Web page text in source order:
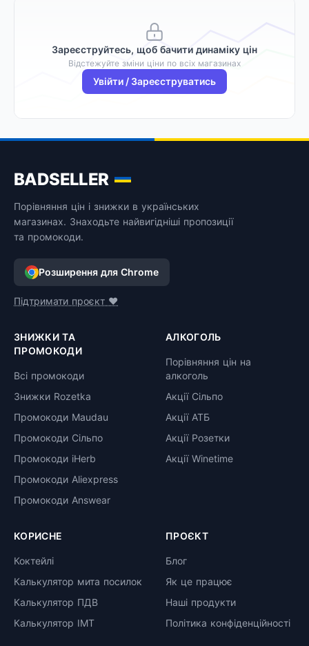
Зареєструйтесь, щоб бачити динаміку цін
Відстежуйте зміни ціни по всіх магазинах
Увійти / Зареєструватись
BADSELLER
Порівняння цін і знижки в українських
магазинах. Знаходьте найвигідніші пропозиції
та промокоди.
Розширення для Chrome
Підтримати проєкт ❤️
ЗНИЖКИ ТА
ПРОМОКОДИ
Всі промокоди
Знижки Rozetka
Промокоди Maudau
Промокоди Сільпо
Промокоди iHerb
Промокоди Aliexpress
Промокоди Answear
АЛКОГОЛЬ
Порівняння цін на
алкоголь
Акції Сільпо
Акції АТБ
Акції Розетки
Акції Winetime
КОРИСНЕ
Коктейлі
Калькулятор мита посилок
Калькулятор ПДВ
Калькулятор ІМТ
ПРОЄКТ
Блог
Як це працює
Наші продукти
Політика конфіденційності